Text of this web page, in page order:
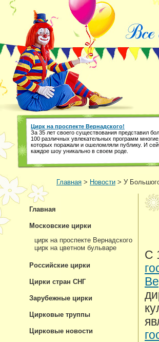
Цирк на проспекте Вернадского!
За 35 лет своего существования представил
100 различных увлекательных программ
которых поражали и ошеломляли публику. И
каждое шоу уникально в своем роде.
Главная > Новости > У
С
Главная
Московские цирки
цирк на проспекте Вернадского
цирк на цветном бульваре
Российские цирки
Цирки стран СНГ
Зарубежные цирки
Цирковые труппы
Цирковые новости